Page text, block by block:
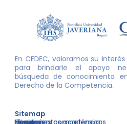
En CEDEC, valoramos su
para brindarle el apoyo
búsqueda de conocimiento
Derecho de la Competencia.
Sitemap